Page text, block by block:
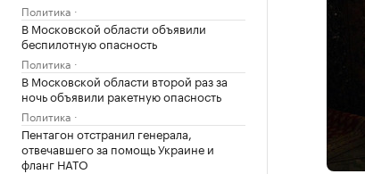
Политика
В Московской области объявили
беспилотную опасность
Политика
В Московской области второй раз за
ночь объявили ракетную опасность
Политика
Пентагон отстранил генерала,
отвечавшего за помощь Украине и
фланг НАТО